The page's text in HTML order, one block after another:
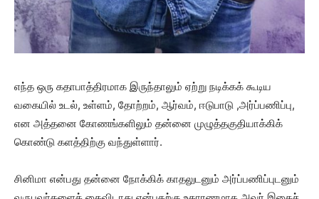
எந்த ஒரு கதாபாத்திரமாக இருந்தாலும் ஏற்று நடிக்கக் கூடிய
வகையில் உடல், உள்ளம், தோற்றம், ஆர்வம், ஈடுபாடு ,அர்ப்பணிப்பு,
என அத்தனை கோணங்களிலும் தன்னை முழுத்தகுதியாக்கிக்
கொண்டு களத்திற்கு வந்துள்ளார்.
சினிமா என்பது தன்னை நோக்கிக் காதலுடனும் அர்ப்பணிப்புடனும்